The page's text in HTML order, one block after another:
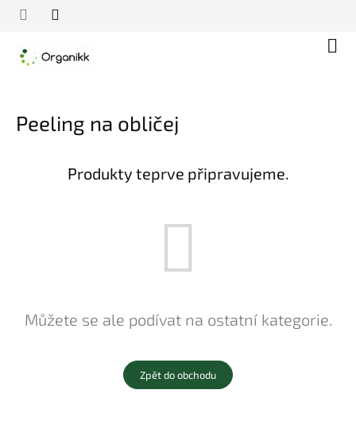
Přejít
Peeling na obličej
Produkty teprve připravujeme.
Můžete se ale podívat na ostatní kategorie.
Zpět do obchodu